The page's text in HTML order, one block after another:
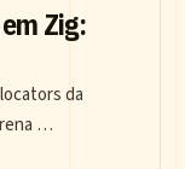
Zig:
da
…